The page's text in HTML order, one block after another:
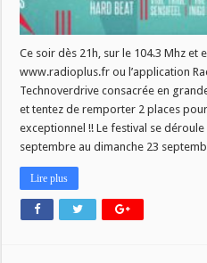
Ce soir dès 21h, sur le 104.3 Mhz et
www.radioplus.fr ou l’application
Technoverdrive consacrée en
et tentez de remporter 2 places
exceptionnel !! Le festival se
septembre au dimanche 23
Lire plus